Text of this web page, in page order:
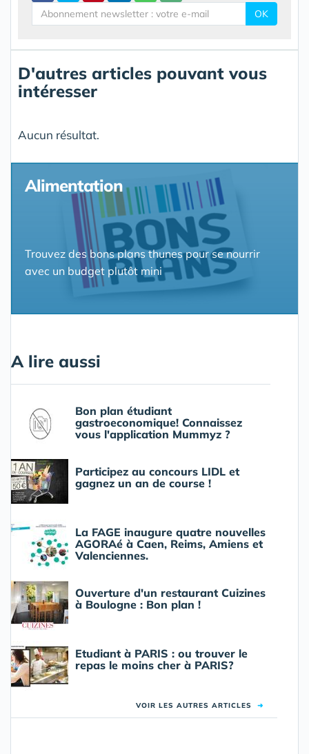
OK
D'autres articles pouvant vous
intéresser
Aucun résultat.
Alimentation
Trouvez des bons plans thunes pour se nourrir
avec un budget plutôt mini
A lire aussi
Bon plan étudiant
gastroeconomique! Connaissez
vous l'application Mummyz ?
Participez au concours LIDL et
gagnez un an de course !
La FAGE inaugure quatre nouvelles
AGORAé à Caen, Reims, Amiens et
Valenciennes.
Ouverture d'un restaurant Cuizines
à Boulogne : Bon plan !
Etudiant à PARIS : ou trouver le
repas le moins cher à PARIS?
VOIR LES AUTRES ARTICLES ➜